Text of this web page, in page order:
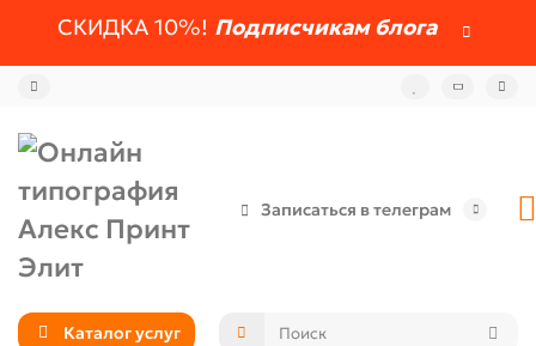
СКИДКА 10%! Подписчикам блога
Записаться в телеграм
Каталог услуг